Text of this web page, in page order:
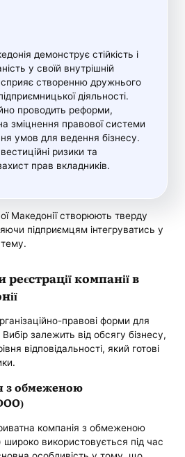
демонструє стійкість і
у своїй внутрішній
сприяє створенню дружнього
діяльності.
проводить реформи,
зміцнення правової системи
умов для ведення бізнесу.
ризики та
прав вкладників.
Македонії створюють тверду
підприємцям інтегруватись у
компанії в
правові форми для
Вибір залежить від обсягу бізнесу,
відповідальності, який готові
з обмеженою
компанія з обмеженою
широко використовується під час